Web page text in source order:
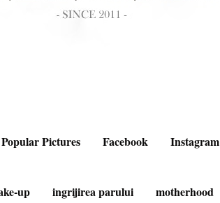
Pictures Facebook Instagram
up ingrijirea parului motherhood